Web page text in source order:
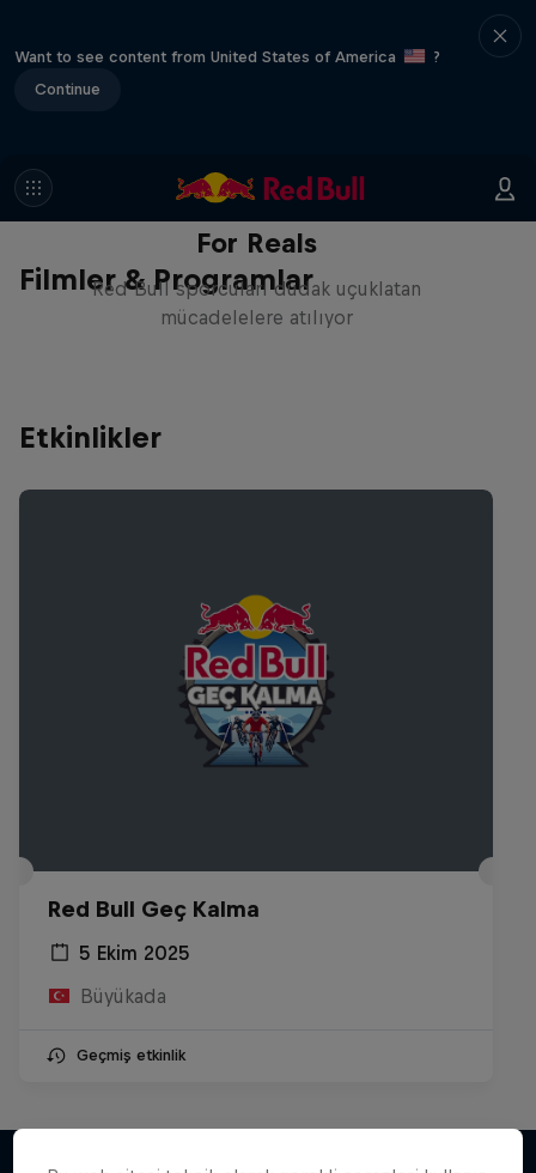
Want to see content from United States of America
?
Continue
Filmler & Programlar
For Reals
Red Bull sporcuları dudak uçuklatan
mücadelelere atılıyor
Etkinlikler
Red Bull Geç Kalma
5 Ekim 2025
Büyükada
Geçmiş etkinlik